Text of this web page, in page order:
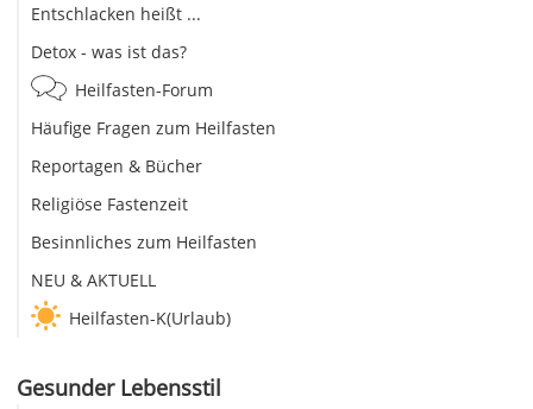
Entschlacken heißt ...
Detox - was ist das?
Heilfasten-Forum
Häufige Fragen zum Heilfasten
Reportagen & Bücher
Religiöse Fastenzeit
Besinnliches zum Heilfasten
NEU & AKTUELL
Heilfasten-K(Urlaub)
Gesunder Lebensstil